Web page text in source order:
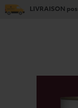
LIVRAISON